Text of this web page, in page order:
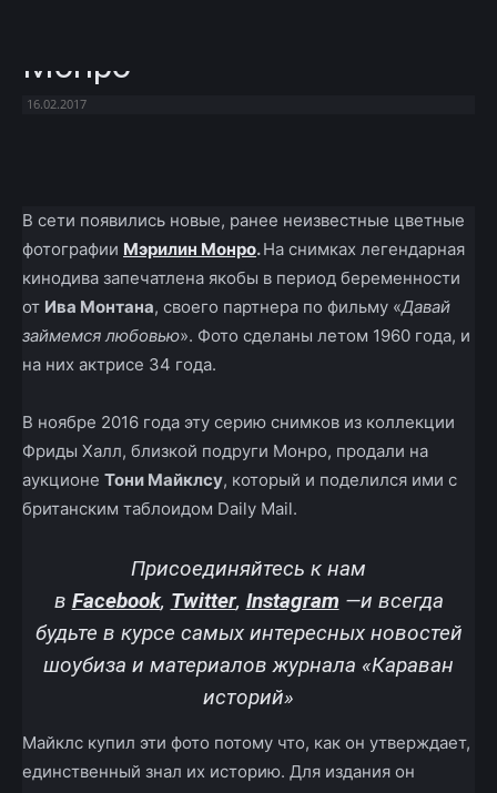
Монро
16.02.2017
В сети появились новые, ранее неизвестные цветные
фотографии Мэрилин Монро.На снимках легендарная
кинодива запечатлена якобы в период беременности
от Ива Монтана, своего партнера по фильму «Давай
займемся любовью». Фото сделаны летом 1960 года, и
на них актрисе 34 года.
В ноябре 2016 года эту серию снимков из коллекции
Фриды Халл, близкой подруги Монро, продали на
аукционе Тони Майклсу, который и поделился ими с
британским таблоидом Daily Mail.
Присоединяйтесь к нам
в Facebook, Twitter, Instagram —и всегда
будьте в курсе самых интересных новостей
шоубиза и материалов журнала «Караван
историй»
Майклс купил эти фото потому что, как он утверждает,
единственный знал их историю. Для издания он